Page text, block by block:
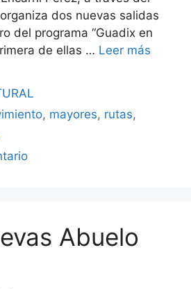
dos nuevas salidas
del programa “Guadix en
de ellas … Leer más
, mayores, rutas,
Abuelo